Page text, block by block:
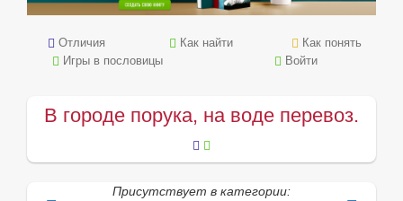
Отличия Как найти
Как понять
Игры в пословицы
Войти
В городе порука, на воде перевоз.
Присутствует в категории: